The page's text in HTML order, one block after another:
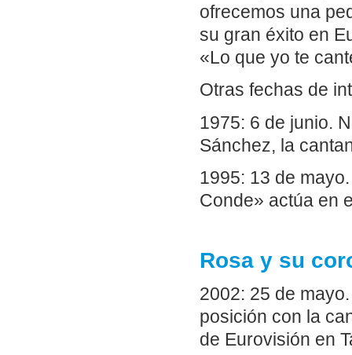
ofrecemos una
su gran éxito en
«Lo que yo te
Otras fechas de
1975: 6 de junio.
Sánchez, la
1995: 13 de
Conde» actúa en
Rosa y su
2002: 25 de
posición con la
de Eurovisión en